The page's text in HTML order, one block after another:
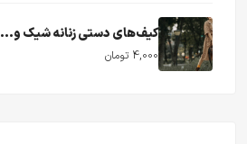
کیف‌های دستی زنانه شیک و...
4,000 تومان